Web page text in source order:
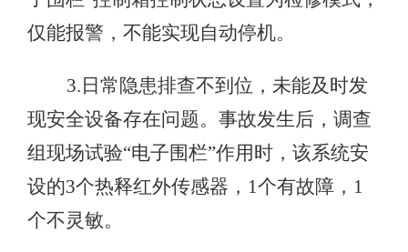
仅能报警，不能实现自动停机。
3.日常隐患排查不到位，未能及时发
现安全设备存在问题。事故发生后，调查
组现场试验“电子围栏”作用时，该系统安
设的3个热释红外传感器，1个有故障，1
个不灵敏。